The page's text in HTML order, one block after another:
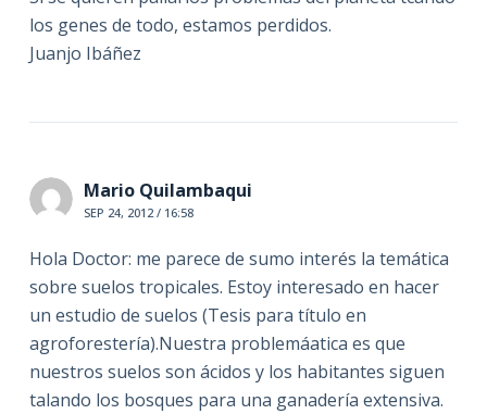
los genes de todo, estamos perdidos.
Juanjo Ibáñez
Mario Quilambaqui
SEP 24, 2012 / 16:58
Hola Doctor: me parece de sumo interés la temática
sobre suelos tropicales. Estoy interesado en hacer
un estudio de suelos (Tesis para título en
agroforestería).Nuestra problemáatica es que
nuestros suelos son ácidos y los habitantes siguen
talando los bosques para una ganadería extensiva.